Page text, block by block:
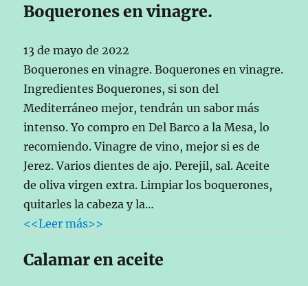
Boquerones en vinagre.
13 de mayo de 2022
Boquerones en vinagre. Boquerones en vinagre.
Ingredientes Boquerones, si son del
Mediterráneo mejor, tendrán un sabor más
intenso. Yo compro en Del Barco a la Mesa, lo
recomiendo. Vinagre de vino, mejor si es de
Jerez. Varios dientes de ajo. Perejil, sal. Aceite
de oliva virgen extra. Limpiar los boquerones,
quitarles la cabeza y la…
<<Leer más>>
Calamar en aceite